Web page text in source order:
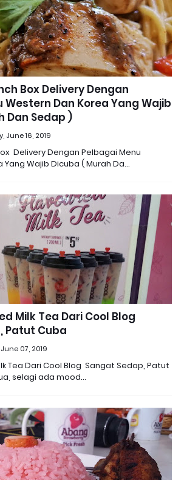
Box Delivery Dengan
Western Dan Korea Yang Wajib
Dan Sedap )
June 16, 2019
Delivery Dengan Pelbagai Menu
Wajib Dicuba ( Murah Da…
Milk Tea Dari Cool Blog
Patut Cuba
07, 2019
Tea Dari Cool Blog Sangat Sedap, Patut
selagi ada mood…